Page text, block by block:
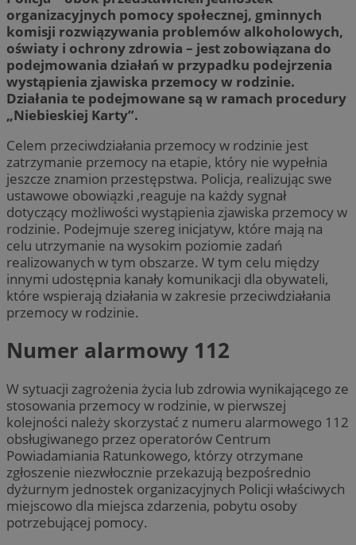
organizacyjnych pomocy społecznej, gminnych
komisji rozwiązywania problemów alkoholowych,
oświaty i ochrony zdrowia – jest zobowiązana do
podejmowania działań w przypadku podejrzenia
wystąpienia zjawiska przemocy w rodzinie.
Działania te podejmowane są w ramach procedury
„Niebieskiej Karty”.
Celem przeciwdziałania przemocy w rodzinie jest
zatrzymanie przemocy na etapie, który nie wypełnia
jeszcze znamion przestępstwa. Policja, realizując swe
ustawowe obowiązki ,reaguje na każdy sygnał
dotyczący możliwości wystąpienia zjawiska przemocy w
rodzinie. Podejmuje szereg inicjatyw, które mają na
celu utrzymanie na wysokim poziomie zadań
realizowanych w tym obszarze. W tym celu między
innymi udostępnia kanały komunikacji dla obywateli,
które wspierają działania w zakresie przeciwdziałania
przemocy w rodzinie.
Numer alarmowy 112
W sytuacji zagrożenia życia lub zdrowia wynikającego ze
stosowania przemocy w rodzinie, w pierwszej
kolejności należy skorzystać z numeru alarmowego 112
obsługiwanego przez operatorów Centrum
Powiadamiania Ratunkowego, którzy otrzymane
zgłoszenie niezwłocznie przekazują bezpośrednio
dyżurnym jednostek organizacyjnych Policji właściwych
miejscowo dla miejsca zdarzenia, pobytu osoby
potrzebującej pomocy.